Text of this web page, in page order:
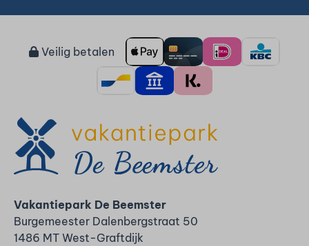
Veilig betalen
Vakantiepark De Beemster
Burgemeester Dalenbergstraat 50
1486 MT West-Graftdijk